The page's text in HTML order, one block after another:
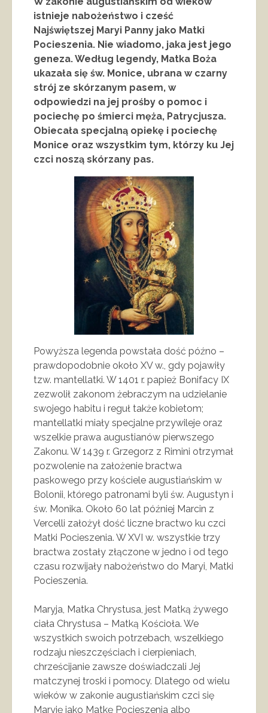
istnieje nabożeństwo i cześć
Najświętszej Maryi Panny jako Matki
Pocieszenia. Nie wiadomo, jaka jest jego
geneza. Według legendy, Matka Boża
ukazała się św. Monice, ubrana w czarny
strój ze skórzanym pasem, w
odpowiedzi na jej prośby o pomoc i
pociechę po śmierci męża, Patrycjusza.
Obiecała specjalną opiekę i pociechę
Monice oraz wszystkim tym, którzy ku Jej
czci noszą skórzany pas.
Powyższa legenda powstała dość późno –
prawdopodobnie około XV w., gdy pojawiły
tzw. mantellatki. W 1401 r. papież Bonifacy IX
zezwolił zakonom żebraczym na udzielanie
swojego habitu i reguł także kobietom;
mantellatki miały specjalne przywileje oraz
wszelkie prawa augustianów pierwszego
Zakonu. W 1439 r. Grzegorz z Rimini otrzymał
pozwolenie na założenie bractwa
paskowego przy kościele augustiańskim w
Bolonii, którego patronami byli św. Augustyn i
św. Monika. Około 60 lat później Marcin z
Vercelli założył dość liczne bractwo ku czci
Matki Pocieszenia. W XVI w. wszystkie trzy
bractwa zostały złączone w jedno i od tego
czasu rozwijały nabożeństwo do Maryi, Matki
Pocieszenia.
Maryja, Matka Chrystusa, jest Matką żywego
ciała Chrystusa – Matką Kościoła. We
wszystkich swoich potrzebach, wszelkiego
rodzaju nieszczęściach i cierpieniach,
chrześcijanie zawsze doświadczali Jej
matczynej troski i pomocy. Dlatego od wielu
wieków w zakonie augustiańskim czci się
Maryję jako Matkę Pocieszenia albo